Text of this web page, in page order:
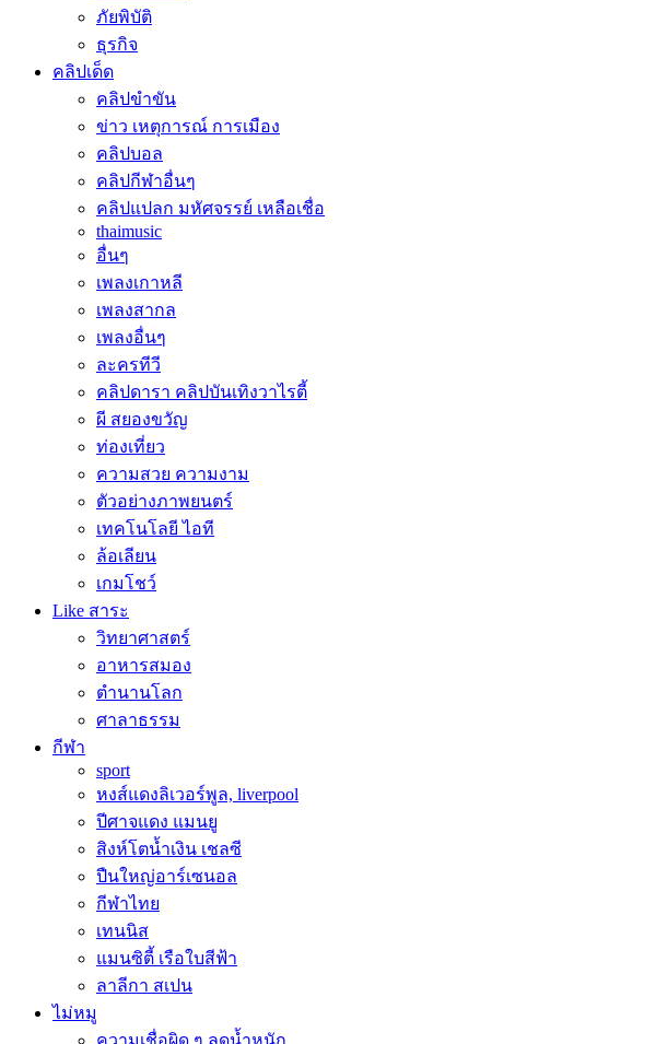
ภัยพิบัติ
ธุรกิจ
คลิปเด็ด
คลิปขำขัน
ข่าว เหตุการณ์ การเมือง
คลิปบอล
คลิปกีฬาอื่นๆ
คลิปแปลก มหัศจรรย์ เหลือเชื่อ
thaimusic
อื่นๆ
เพลงเกาหลี
เพลงสากล
เพลงอื่นๆ
ละครทีวี
คลิปดารา คลิปบันเทิงวาไรตี้
ผี สยองขวัญ
ท่องเที่ยว
ความสวย ความงาม
ตัวอย่างภาพยนตร์
เทคโนโลยี ไอที
ล้อเลียน
เกมโชว์
Like สาระ
วิทยาศาสตร์
อาหารสมอง
ตำนานโลก
ศาลาธรรม
กีฬา
sport
หงส์แดงลิเวอร์พูล, liverpool
ปีศาจแดง แมนยู
สิงห์โตน้ำเงิน เชลซี
ปืนใหญ่อาร์เซนอล
กีฬาไทย
เทนนิส
แมนซิตี้ เรือใบสีฟ้า
ลาลีกา สเปน
ไม่หมู
ความเชื่อผิด ๆ ลดน้ำหนัก